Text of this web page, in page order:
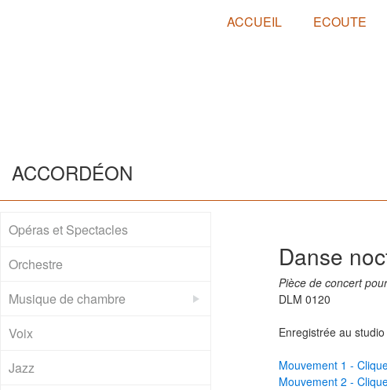
ACCUEIL ECOUTE
ACCORDÉON
Opéras et Spectacles
Orchestre
Musique de chambre
Voix
Jazz
Danse
Pièce de concert
DLM 0120
Enregistrée au
Mouvement 1 -
Mouvement 2 -